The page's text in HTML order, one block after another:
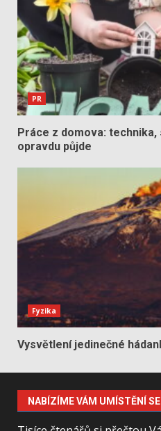
PR
Práce z domova:
opravdu půjde
Fyzika
Vysvětlení jedinečné
NABÍZÍME VÁM UMÍSTĚNÍ